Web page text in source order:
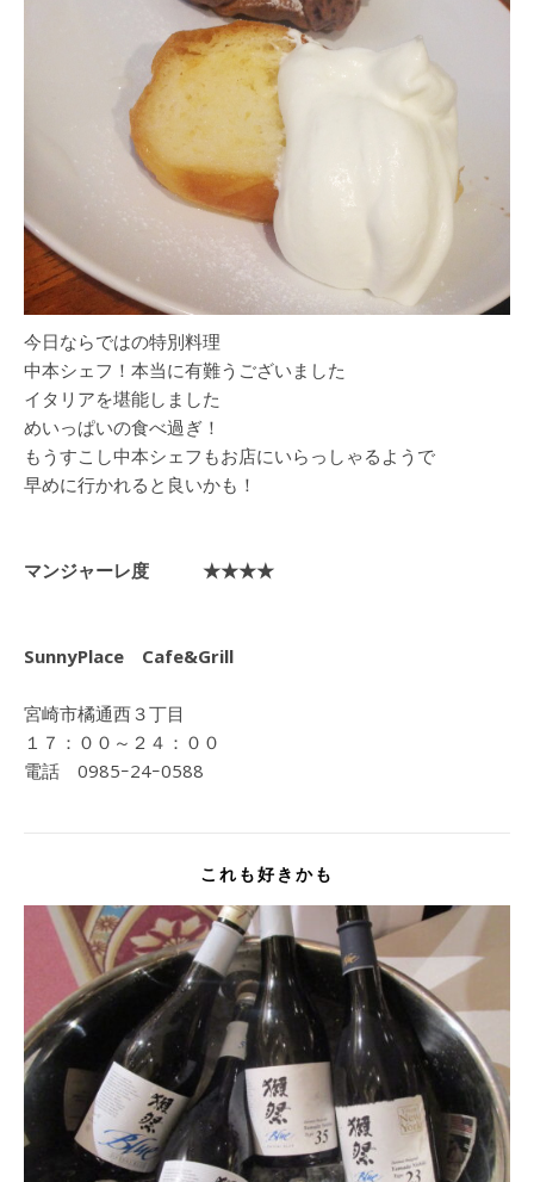
今日ならではの特別料理
中本シェフ！本当に有難うございました
イタリアを堪能しました
めいっぱいの食べ過ぎ！
もうすこし中本シェフもお店にいらっしゃるようで
早めに行かれると良いかも！
マンジャーレ度 ★★★★
SunnyPlace Cafe&Grill
宮崎市橘通西３丁目
１７：００～２４：００
電話 0985ｰ24ｰ0588
これも好きかも